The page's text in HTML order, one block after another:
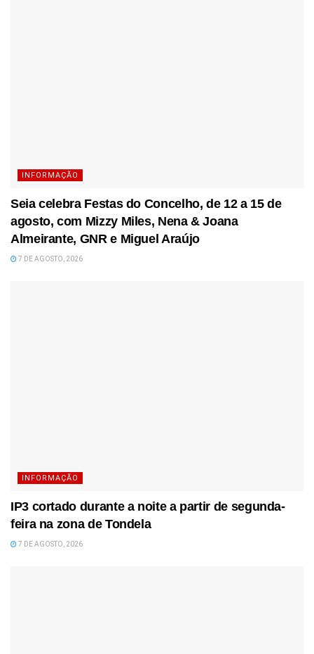
INFORMAÇÃO
Seia celebra Festas do Concelho, de 12 a 15 de
agosto, com Mizzy Miles, Nena & Joana
Almeirante, GNR e Miguel Araújo
7 DE AGOSTO, 2026
INFORMAÇÃO
IP3 cortado durante a noite a partir de segunda-
feira na zona de Tondela
7 DE AGOSTO, 2026